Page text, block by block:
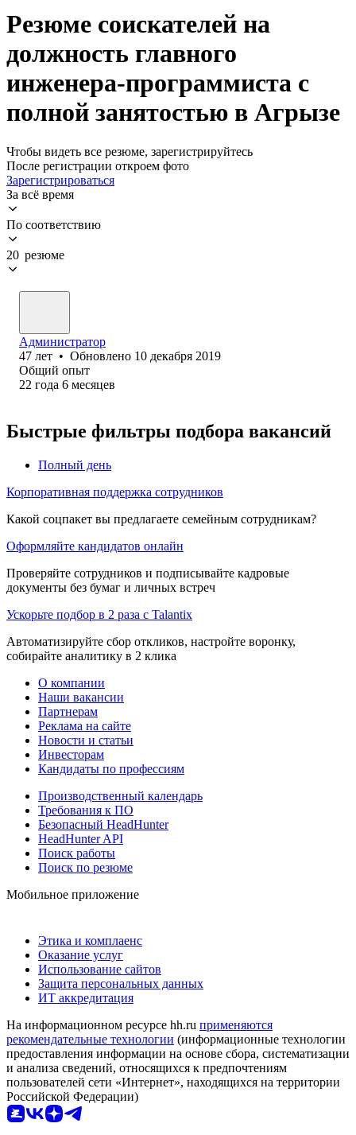
Резюме соискателей на
должность главного
инженера-программиста с
полной занятостью в Агрызе
Чтобы видеть все резюме, зарегистрируйтесь
После регистрации откроем фото
Зарегистрироваться
За всё время
По соответствию
20 резюме
Администратор
47 лет • Обновлено 10 декабря 2019
Общий опыт
22 года 6 месяцев
Быстрые фильтры подбора вакансий
Полный день
Корпоративная поддержка сотрудников
Какой соцпакет вы предлагаете семейным сотрудникам?
Оформляйте кандидатов онлайн
Проверяйте сотрудников и подписывайте кадровые
документы без бумаг и личных встреч
Ускорьте подбор в 2 раза с Talantix
Автоматизируйте сбор откликов, настройте воронку,
собирайте аналитику в 2 клика
О компании
Наши вакансии
Партнерам
Реклама на сайте
Новости и статьи
Инвесторам
Кандидаты по профессиям
Производственный календарь
Требования к ПО
Безопасный HeadHunter
HeadHunter API
Поиск работы
Поиск по резюме
Мобильное приложение
Этика и комплаенс
Оказание услуг
Использование сайтов
Защита персональных данных
ИТ аккредитация
На информационном ресурсе hh.ru применяются
рекомендательные технологии (информационные технологии
предоставления информации на основе сбора, систематизации
и анализа сведений, относящихся к предпочтениям
пользователей сети «Интернет», находящихся на территории
Российской Федерации)